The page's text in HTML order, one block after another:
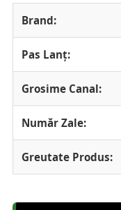
Brand:
Pas Lanț:
Grosime Canal:
Număr Zale:
Greutate Produs: